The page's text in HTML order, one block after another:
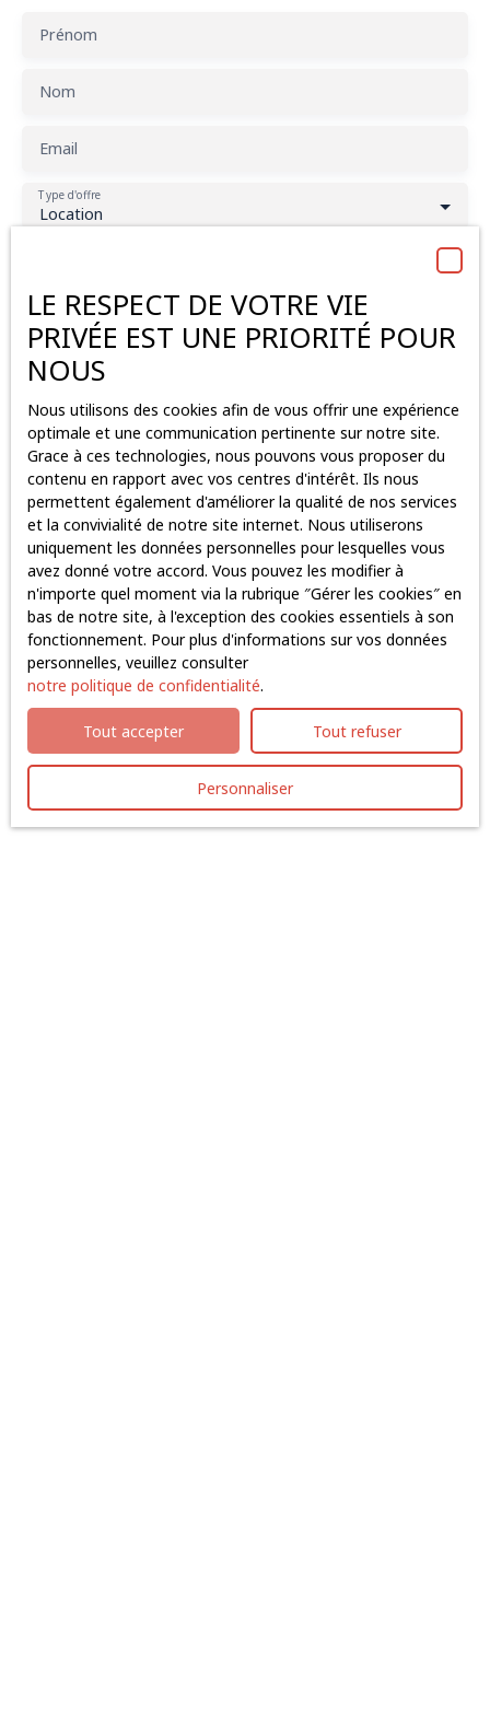
Prénom
Nom
Email
Location
Type d'offre
Bouaye (44830)
Localisation
Loyer max (€/mois)
Surface min (m²)
J'accepte le traitement de mes données personnelles
conformément au RGPD. Si vous ne souhaitez pas faire
l'objet de prospection commerciale par voie
téléphonique, vous pouvez vous inscrire gratuitement
sur la liste d'opposition au démarchage téléphonique,
prévu par l'article L223-1 du code de la consommation,
sur le site Internet www.bloctel.gouv.fr ou par courrier
adressé à :
Société Worldline, Service Bloctel, CS 61311, 41013
Pour en savoir plus sur le traitement de vos données
personnelles, veuillez consulter notre
confidentialité.
LE RESPECT DE VOTRE VIE
PRIVÉE EST UNE PRIORITÉ POUR
NOUS
Nous utilisons des cookies afin de vous offrir une expérience
optimale et une communication pertinente sur notre site.
Grace à ces technologies, nous pouvons vous proposer du
contenu en rapport avec vos centres d'intérêt. Ils nous
permettent également d'améliorer la qualité de nos services
et la convivialité de notre site internet. Nous utiliserons
uniquement les données personnelles pour lesquelles vous
avez donné votre accord. Vous pouvez les modifier à
n'importe quel moment via la rubrique ″Gérer les cookies″ en
bas de notre site, à l'exception des cookies essentiels à son
fonctionnement. Pour plus d'informations sur vos données
personnelles, veuillez consulter
notre politique de confidentialité.
Tout accepter Tout refuser
Personnaliser